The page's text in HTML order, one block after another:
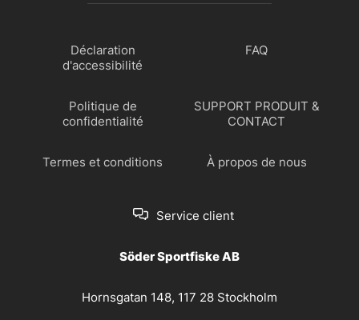
Déclaration
d'accessibilité
FAQ
Politique de
confidentialité
SUPPORT PRODUIT &
CONTACT
Termes et conditions À propos de nous
Service client
Söder Sportfiske AB
Hornsgatan 148, 117 28 Stockholm